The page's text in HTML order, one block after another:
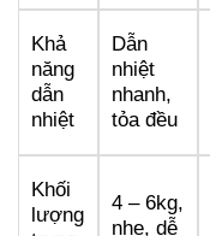
Khả
năng
dẫn
nhiệt
Dẫn
nhiệt
nhanh,
tỏa đều
Khối
lượng
4 – 6kg,
nhẹ, dễ